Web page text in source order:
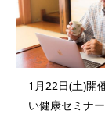
1月22日(土)開
い健康セミナ